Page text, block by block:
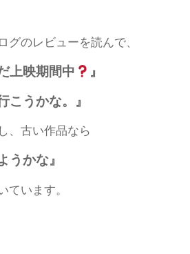
グのレビューを読んで、
上映期間中
』
こうかな。』
、古い作品なら
うかな』
ています。